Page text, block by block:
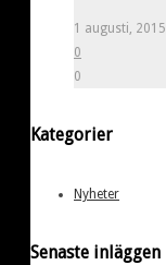
1 augusti, 2015
0
0
Kategorier
Nyheter
Senaste inläggen